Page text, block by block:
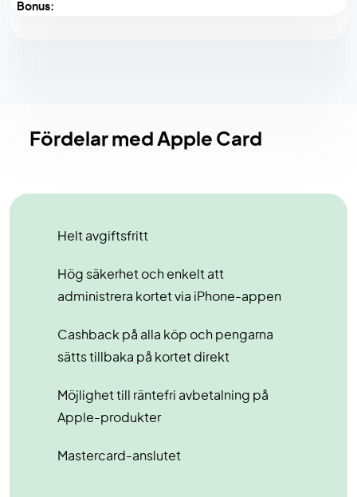
Bonus:
Fördelar med Apple Card
Helt avgiftsfritt
Hög säkerhet och enkelt att
administrera kortet via iPhone-appen
Cashback på alla köp och pengarna
sätts tillbaka på kortet direkt
Möjlighet till räntefri avbetalning på
Apple-produkter
Mastercard-anslutet